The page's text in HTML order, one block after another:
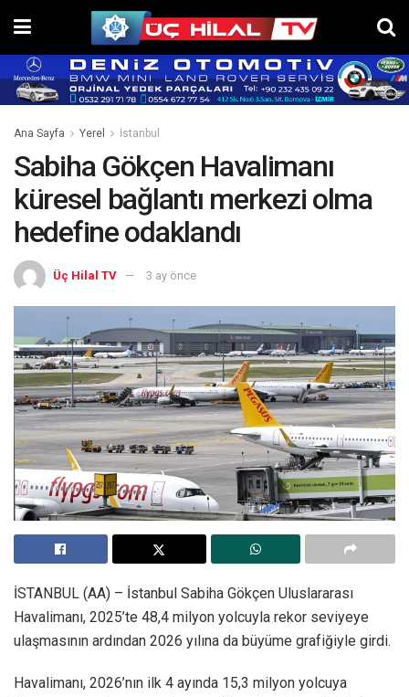
Ana Sayfa Yerel İstanbul
Sabiha Gökçen Havalimanı
küresel bağlantı merkezi olma
hedefine odaklandı
Üç Hilal TV 3 ay önce
İSTANBUL (AA) – İstanbul Sabiha Gökçen Uluslararası
Havalimanı, 2025’te 48,4 milyon yolcuyla rekor seviyeye
ulaşmasının ardından 2026 yılına da büyüme grafiğiyle girdi.
Havalimanı, 2026’nın ilk 4 ayında 15,3 milyon yolcuya